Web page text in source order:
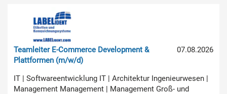
07.08.2026
Teamleiter E-Commerce Development &
Plattformen (m/w/d)
IT | Softwareentwicklung IT | Architektur Ingenieurwesen |
Management Management | Management Groß- und